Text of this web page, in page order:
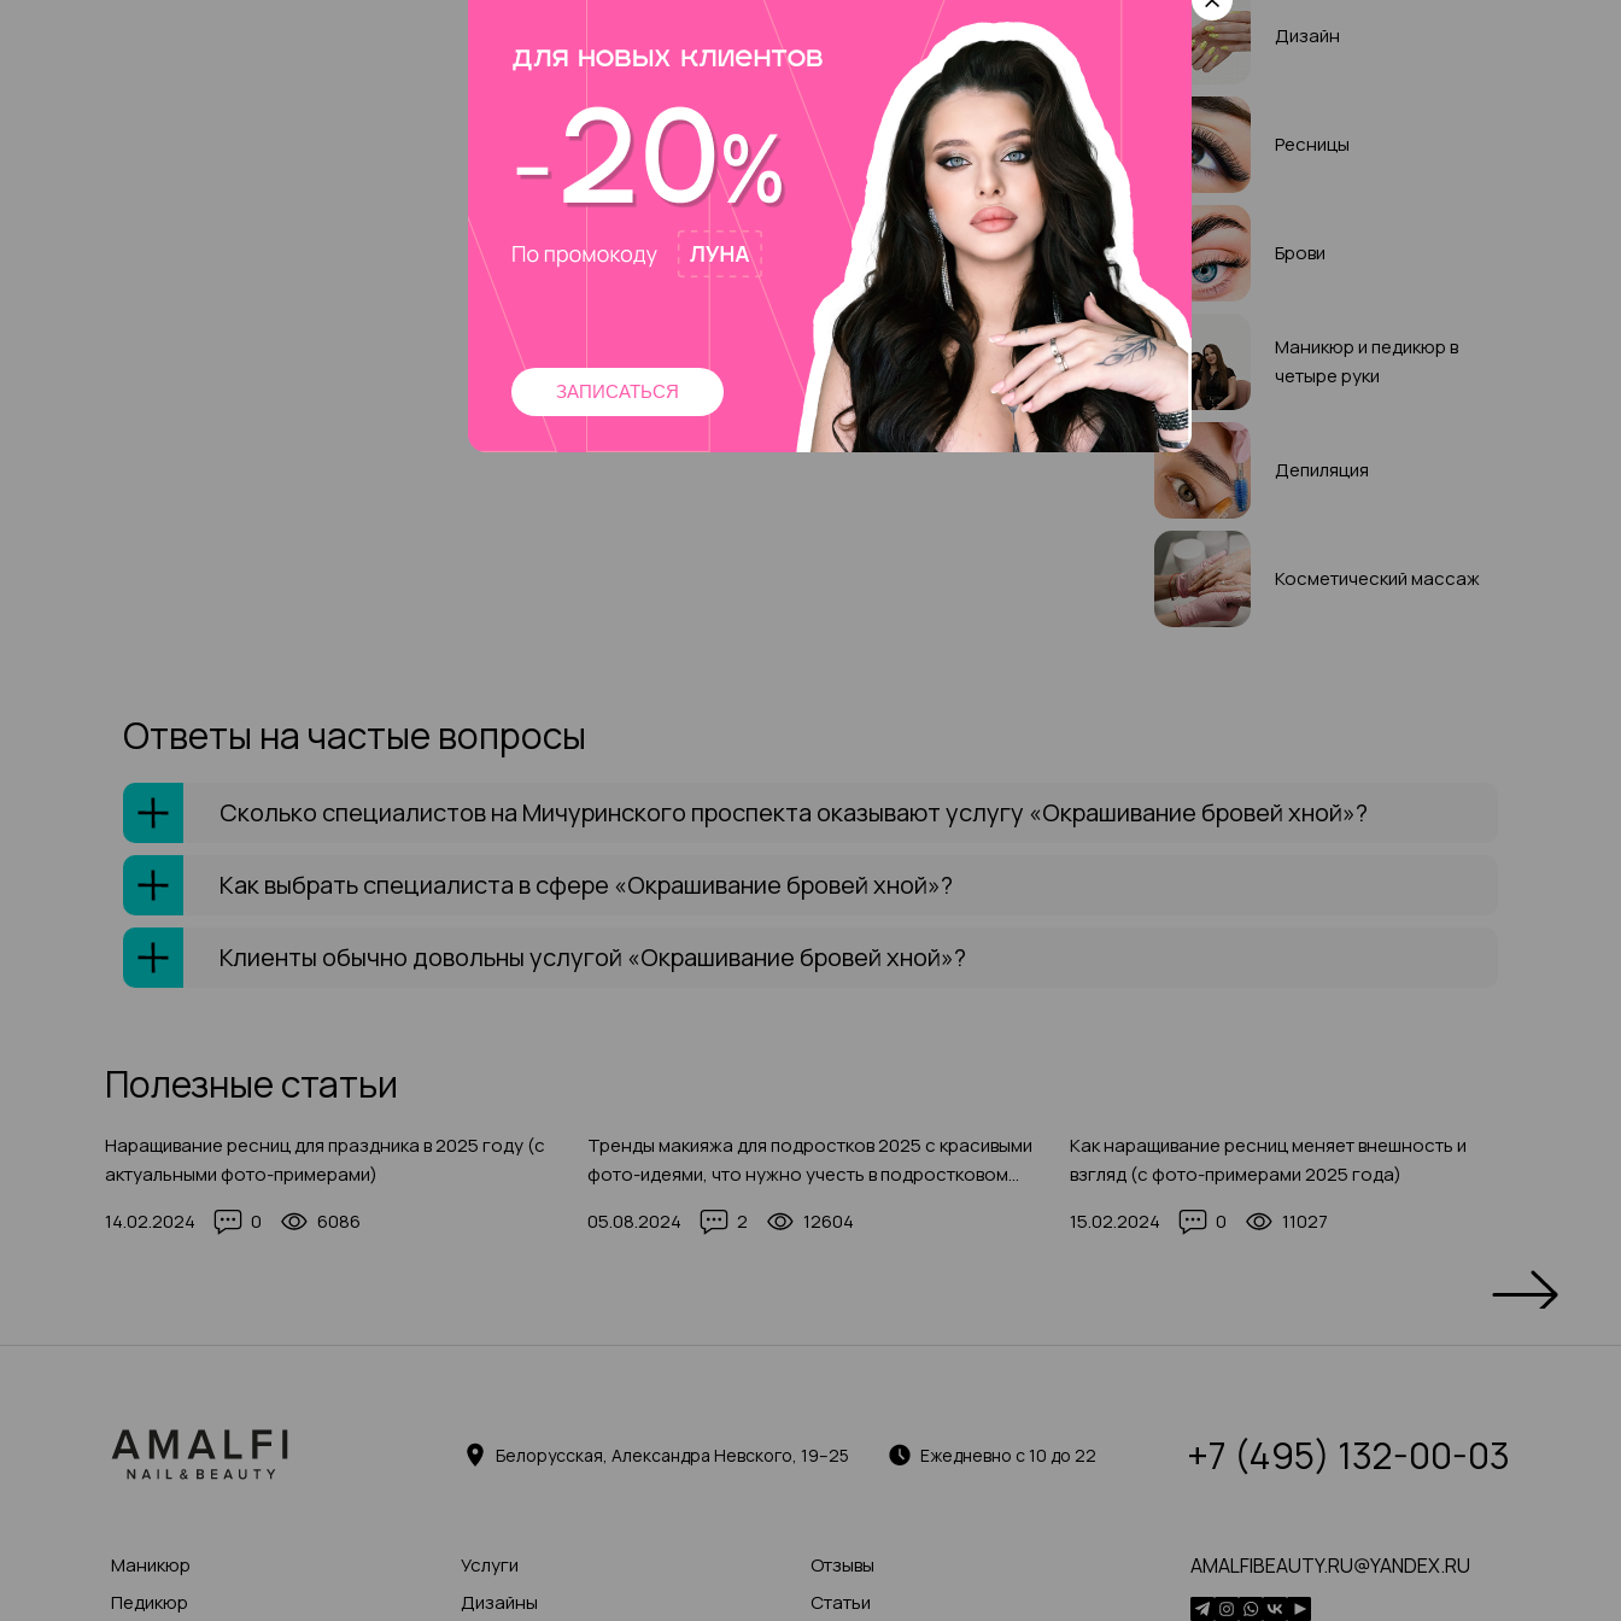
Дизайн
Ресницы
Брови
Маникюр и педикюр в
четыре руки
Депиляция
Косметический массаж
Ответы на частые вопросы
Сколько специалистов на Мичуринского проспекта оказывают услугу «Окрашивание бровей хной»?
Как выбрать специалиста в сфере «Окрашивание бровей хной»?
Клиенты обычно довольны услугой «Окрашивание бровей хной»?
Полезные статьи
Наращивание ресниц для праздника в 2025 году (с
актуальными фото-примерами)
14.02.2024
0 6086
Тренды макияжа для подростков 2025 с красивыми
фото-идеями, что нужно учесть в подростковом
05.08.2024 2 12604
Как наращивание ресниц меняет внешность и
взгляд (с фото-примерами 2025 года)
15.02.2024
0 11027
Белорусская, Александра Невского, 19–25 Ежедневно с 10 до 22 +7 (495) 132-00-03
Маникюр
Педикюр
Услуги
Дизайны
Отзывы
Статьи
AMALFIBEAUTY.RU@YANDEX.RU
ЗАПИСАТЬСЯ